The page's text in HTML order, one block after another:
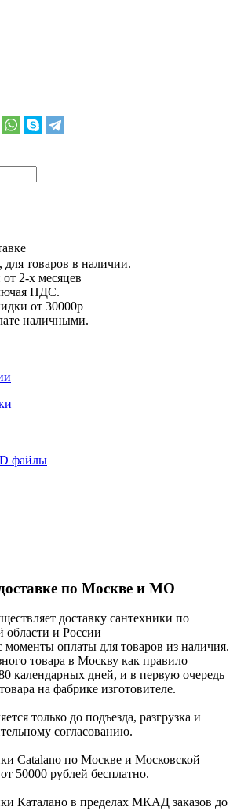
для товаров в наличии.
2-х месяцев
НДС.
от 30000р
наличными.
файлы
по Москве и МО
доставку сантехники по
и России
моменты оплаты для товаров из наличия.
товара в Москву как правило
календарных дней, и в первую очередь
на фабрике изготовителе.
только до подъезда, разгрузка и
согласованию.
Catalano по Москве и Московской
50000 рублей бесплатно.
Каталано в пределах МКАД заказов до